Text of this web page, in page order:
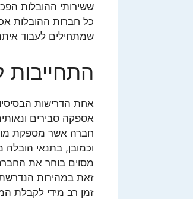
ששירותי ההובלות
כל חברות ההובלות
שמתחילים לעבוד
התחייבות
אחת הדרישות
אספקה סבירים
חברה אשר מספקת
וכמובן, בתנאי
מסוים בוחר את
זאת במהירות
זמן רב מידי לקבלת